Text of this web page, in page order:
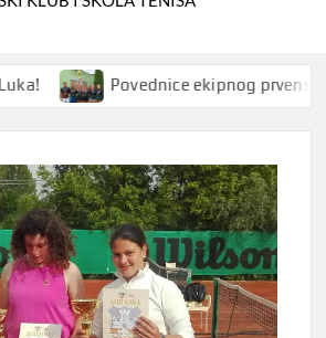
Povednice ekipnog prvenstva